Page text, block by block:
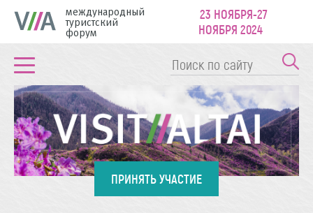
международный
туристский
форум
23 НОЯБРЯ-27
НОЯБРЯ 2024
ПРИНЯТЬ УЧАСТИЕ